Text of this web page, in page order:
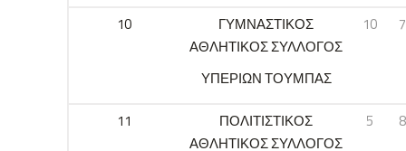
10
ΓΥΜΝΑΣΤΙΚΟΣ
ΑΘΛΗΤΙΚΟΣ ΣΥΛΛΟΓΟΣ
ΥΠΕΡΙΩΝ ΤΟΥΜΠΑΣ
10
11
ΠΟΛΙΤΙΣΤΙΚΟΣ
ΑΘΛΗΤΙΚΟΣ ΣΥΛΛΟΓΟΣ
5